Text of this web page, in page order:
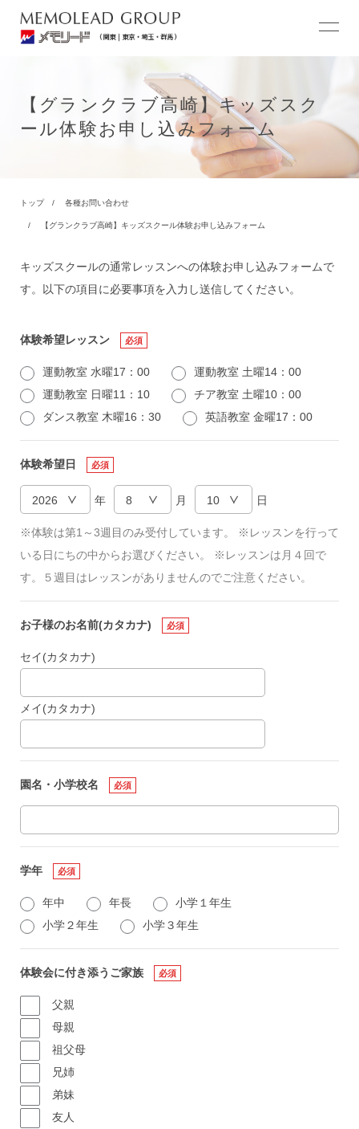
【グランクラブ高崎】キッズスク
ール体験お申し込みフォーム
トップ 各種お問い合わせ
【グランクラブ高崎】キッズスクール体験お申し込みフォーム
キッズスクールの通常レッスンへの体験お申し込みフォームで
す。以下の項目に必要事項を入力し送信してください。
体験希望レッスン 必須
運動教室 水曜17：00
運動教室 土曜14：00
運動教室 日曜11：10
チア教室 土曜10：00
ダンス教室 木曜16：30
英語教室 金曜17：00
体験希望日 必須
※体験は第1～3週目のみ受付しています。 ※レッスンを行って
いる日にちの中からお選びください。 ※レッスンは月４回で
す。５週目はレッスンがありませんのでご注意ください。
年 月 日
お子様のお名前(カタカナ) 必須
セイ(カタカナ)
メイ(カタカナ)
園名・小学校名 必須
学年 必須
年中 年長
小学１年生
小学２年生
小学３年生
体験会に付き添うご家族 必須
父親
母親
祖父母
兄姉
弟妹
友人